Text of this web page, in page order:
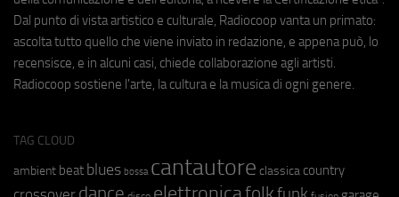
Dal punto di vista artistico e culturale, Radiocoop vanta un primato:
ascolta tutto quello che viene inviato in redazione, e appena può, lo
recensisce, e in alcuni casi, chiede collaborazione agli artisti.
Radiocoop sostiene l'arte, la cultura e la musica di ogni genere.
TAG CLOUD
ambient beat blues bossa cantautore classica country